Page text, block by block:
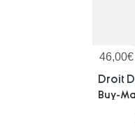
46,00€
Droit
Buy-